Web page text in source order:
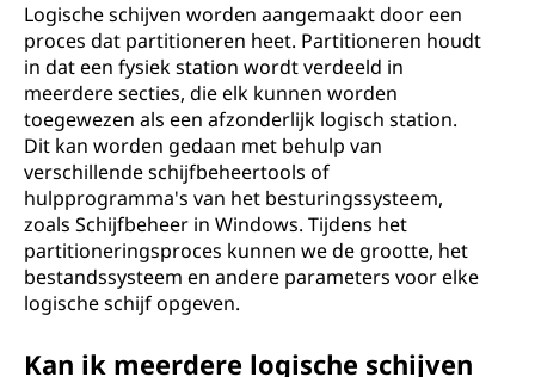
Logische schijven worden aangemaakt door een
proces dat partitioneren heet. Partitioneren houdt
in dat een fysiek station wordt verdeeld in
meerdere secties, die elk kunnen worden
toegewezen als een afzonderlijk logisch station.
Dit kan worden gedaan met behulp van
verschillende schijfbeheertools of
hulpprogramma's van het besturingssysteem,
zoals Schijfbeheer in Windows. Tijdens het
partitioneringsproces kunnen we de grootte, het
bestandssysteem en andere parameters voor elke
logische schijf opgeven.
Kan ik meerdere logische schijven